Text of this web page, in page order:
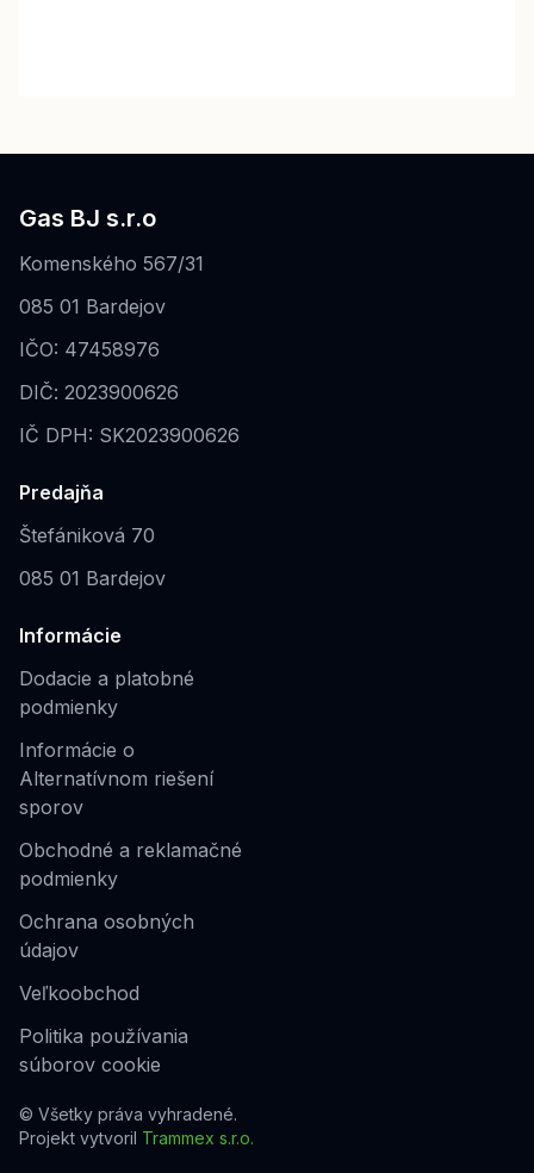
Gas BJ s.r.o
Komenského 567/31
085 01 Bardejov
IČO: 47458976
DIČ: 2023900626
IČ DPH: SK2023900626
Predajňa
Štefániková 70
085 01 Bardejov
Informácie
Dodacie a platobné
podmienky
Informácie o
Alternatívnom riešení
sporov
Obchodné a reklamačné
podmienky
Ochrana osobných
údajov
Veľkoobchod
Politika používania
súborov cookie
© Všetky práva vyhradené.
Projekt vytvoril Trammex s.r.o.